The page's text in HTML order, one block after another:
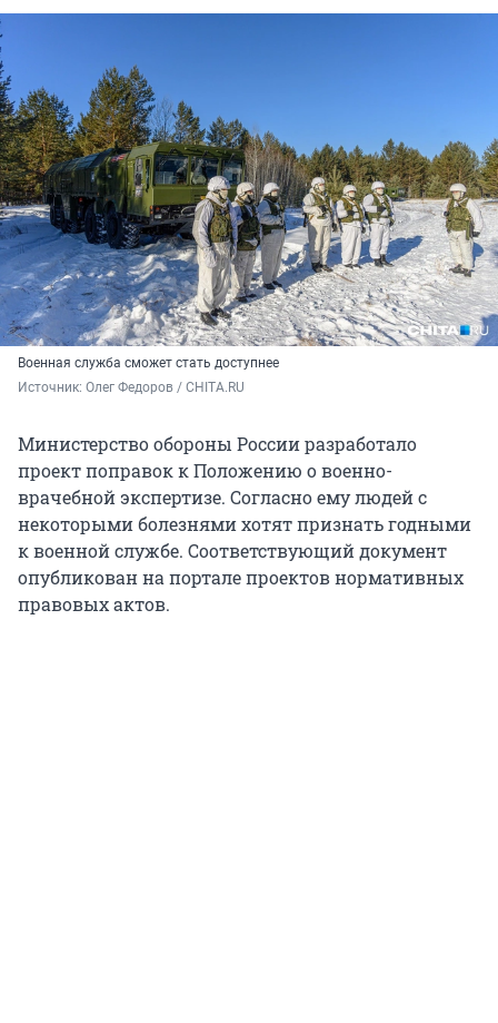
Военная служба сможет стать доступнее
Источник: Олег Федоров / CHITA.RU
Министерство обороны России разработало
проект поправок к Положению о военно-
врачебной экспертизе. Согласно ему людей с
некоторыми болезнями хотят признать годными
к военной службе. Соответствующий документ
опубликован на портале проектов нормативных
правовых актов.